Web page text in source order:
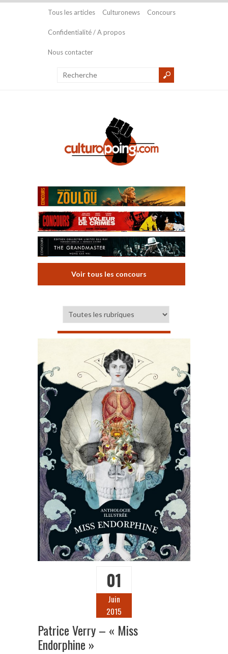
Tous les articles Culturonews Concours
Confidentialité / A propos
Nous contacter
Voir tous les concours
01
Juin
2015
Patrice Verry – « Miss
Endorphine »